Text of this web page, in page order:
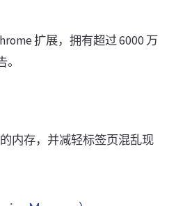
扩展，拥有超过 6000 万
内存，并减轻标签页混乱现